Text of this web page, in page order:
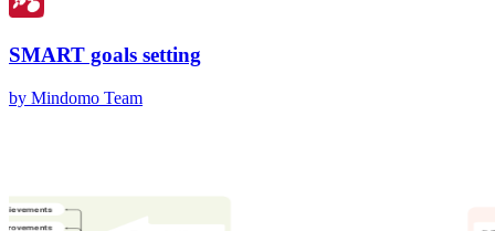
SMART goals setting
by Mindomo Team